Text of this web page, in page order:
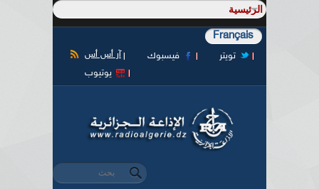
Français
آر أس أس فيسبوك
تويتر
يوتيوب
استمارة البحث
‏بحث ‏